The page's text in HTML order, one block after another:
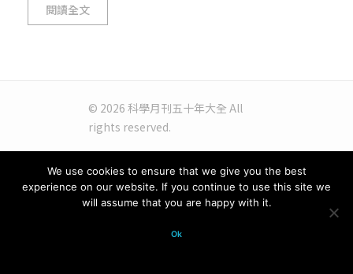
閱讀全文
© 2026 科學月刊五十年大全 All
rights reserved.
We use cookies to ensure that we give you the best
experience on our website. If you continue to use this site we
will assume that you are happy with it.
Ok